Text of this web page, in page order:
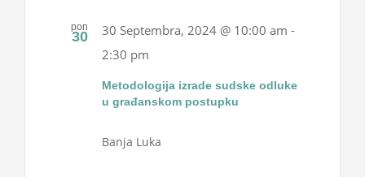
pon
30
Metodologija izrade sudske odluke
u građanskom postupku
30 Septembra, 2024 @ 10:00 am -
2:30 pm
Banja Luka